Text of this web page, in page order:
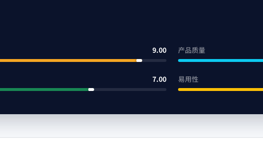
9.00 产品质量
7.00 易用性